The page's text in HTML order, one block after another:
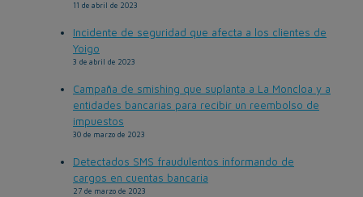
11 de abril de 2023
Incidente de seguridad que afecta a los clientes de
Yoigo
3 de abril de 2023
Campaña de smishing que suplanta a La Moncloa y a
entidades bancarias para recibir un reembolso de
impuestos
30 de marzo de 2023
Detectados SMS fraudulentos informando de
cargos en cuentas bancaria
27 de marzo de 2023